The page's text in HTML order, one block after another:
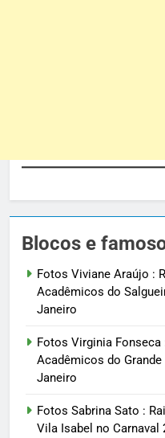
Blocos e
Fotos Viviane Araújo :
Acadêmicos do
Janeiro
Fotos Virginia Fonseca
Acadêmicos do
Janeiro
Fotos Sabrina Sato :
Vila Isabel no Carnaval